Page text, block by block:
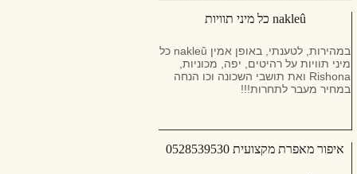
nakleû כל מיני תוויות
במהירות, לטענתי, באופן אמין nakleû כל
מיני תוויות על רהיטים, יפה, מכוניות,
Rishona ואת תושבי השכונה וכו הנחה
במחיר מעבר לתחרות!!!
איפור מאפרת מקצועית 0528539530